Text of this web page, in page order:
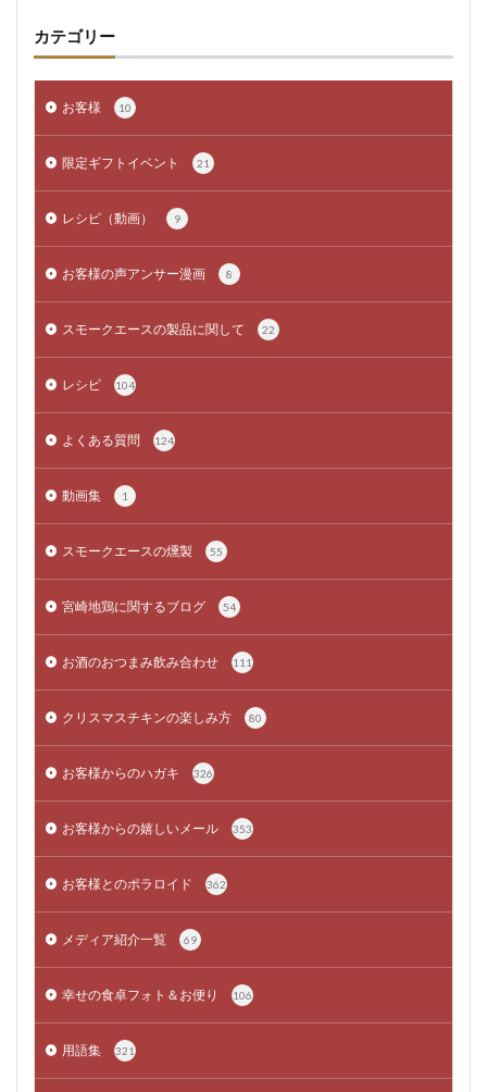
カテゴリー
お客様 10
限定ギフトイベント 21
レシピ（動画） 9
お客様の声アンサー漫画 8
スモークエースの製品に関して 22
レシピ 104
よくある質問 124
動画集 1
スモークエースの燻製 55
宮崎地鶏に関するブログ 54
お酒のおつまみ飲み合わせ 111
クリスマスチキンの楽しみ方 80
お客様からのハガキ 326
お客様からの嬉しいメール 353
お客様とのポラロイド 362
メディア紹介一覧 69
幸せの食卓フォト＆お便り 106
用語集 321